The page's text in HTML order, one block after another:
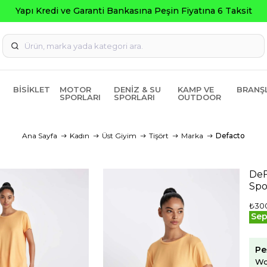
Kredi ve Garanti Bankasına Peşin Fiyatına 6 Taksit
BISIKLET
MOTOR
SPORLARI
DENIZ & SU
SPORLARI
KAMP VE
OUTDOOR
Ana Sayfa Kadın Üst Giyim Tişört Marka Defacto